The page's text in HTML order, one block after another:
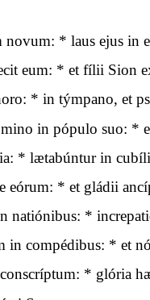
* laus ejus in
eum: * et fílii Sion
* in týmpano, et
in pópulo suo: *
* lætabúntur in
eórum: * et gládii
natiónibus: *
in compédibus: * et
* glória